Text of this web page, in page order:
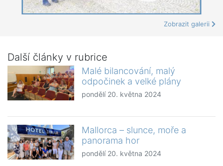
Zobrazit galerii
Další články v rubrice
Malé bilancování, malý
odpočinek a velké plány
pondělí 20. května 2024
Mallorca – slunce, moře a
panorama hor
pondělí 20. května 2024